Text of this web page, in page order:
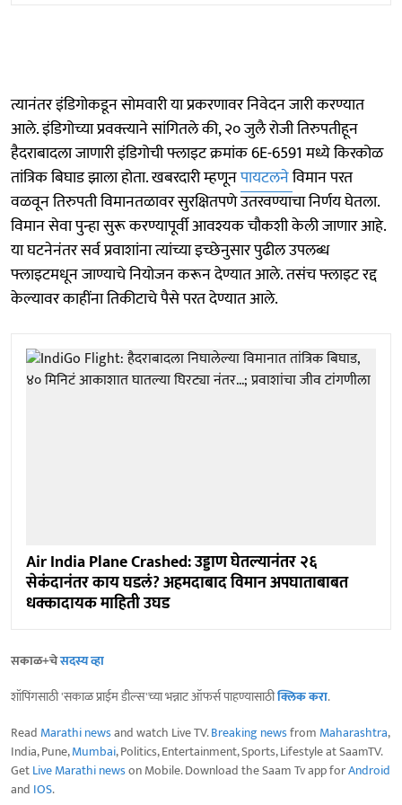
त्यानंतर इंडिगोकडून सोमवारी या प्रकरणावर निवेदन जारी करण्यात
आले. इंडिगोच्या प्रवक्त्याने सांगितले की, २० जुलै रोजी तिरुपतीहून
हैदराबादला जाणारी इंडिगोची फ्लाइट क्रमांक 6E-6591 मध्ये किरकोळ
तांत्रिक बिघाड झाला होता. खबरदारी म्हणूनपायटलनेविमान परत
वळवून तिरुपती विमानतळावर सुरक्षितपणे उतरवण्याचा निर्णय घेतला.
विमान सेवा पुन्हा सुरू करण्यापूर्वी आवश्यक चौकशी केली जाणार आहे.
या घटनेनंतर सर्व प्रवाशांना त्यांच्या इच्छेनुसार पुढील उपलब्ध
फ्लाइटमधून जाण्याचे नियोजन करून देण्यात आले. तसंच फ्लाइट रद्द
केल्यावर काहींना तिकीटाचे पैसे परत देण्यात आले.
Air India Plane Crashed: उड्डाण घेतल्यानंतर २६
सेकंदानंतर काय घडलं? अहमदाबाद विमान अपघाताबाबत
धक्कादायक माहिती उघड
सकाळ+चेसदस्य व्हा
शॉपिंगसाठी 'सकाळ प्राईम डील्स'च्या भन्नाट ऑफर्स पाहण्यासाठीक्लिक करा.
Read Marathi newsand watch Live TV.Breaking newsfrom Maharashtra,
India, Pune,Mumbai, Politics, Entertainment, Sports, Lifestyle at SaamTV.
GetLive Marathi newson Mobile. Download the Saam Tv app forAndroid
and IOS.